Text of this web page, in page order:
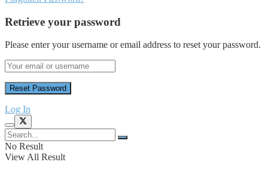
Retrieve your password
Please enter your username or email address to reset your password.
Log In
No Result
View All Result